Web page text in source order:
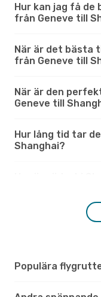
Hur kan jag få de
från Geneve till
När är det bästa
från Geneve till
När är den
Geneve till
Hur lång tid tar
Shanghai?
Populära